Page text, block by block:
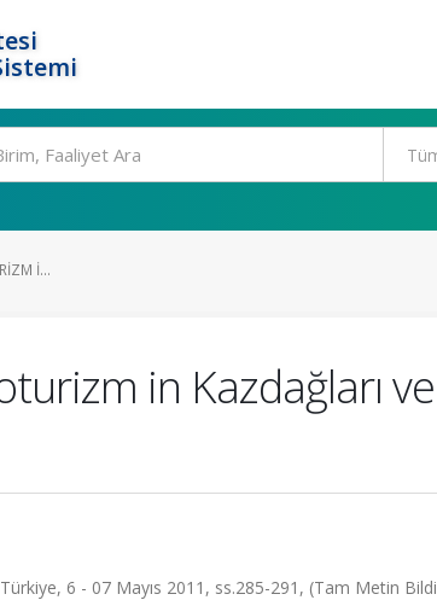
I...
in Kazdağları
6 - 07 Mayıs 2011, ss.285-291, (Tam Metin